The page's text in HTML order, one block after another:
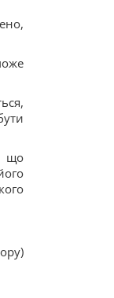
що